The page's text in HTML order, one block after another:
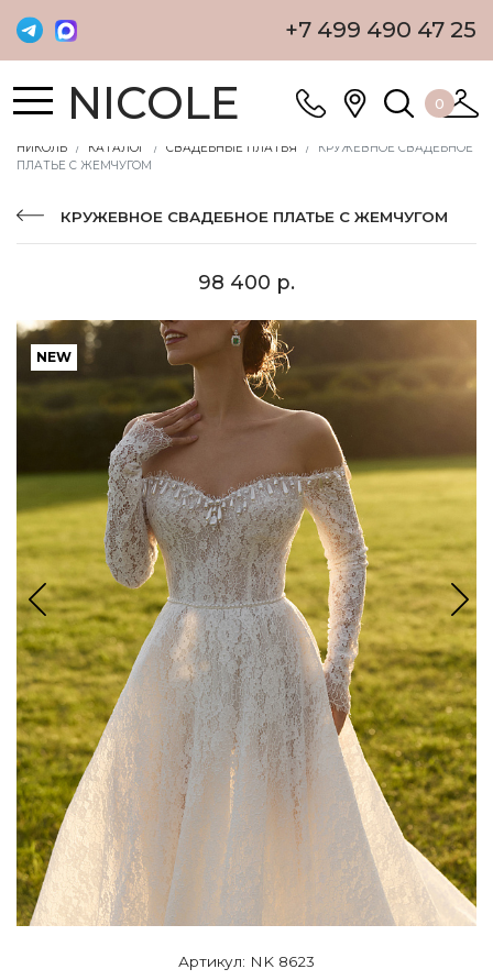
+7 499 490 47 25
NICOLE 0
НИКОЛЬ КАТАЛОГ СВАДЕБНЫЕ ПЛАТЬЯ
КРУЖЕВНОЕ СВАДЕБНОЕ
ПЛАТЬЕ С ЖЕМЧУГОМ
КРУЖЕВНОЕ СВАДЕБНОЕ ПЛАТЬЕ С ЖЕМЧУГОМ
98 400 р.
NEW
Артикул: NK 8623